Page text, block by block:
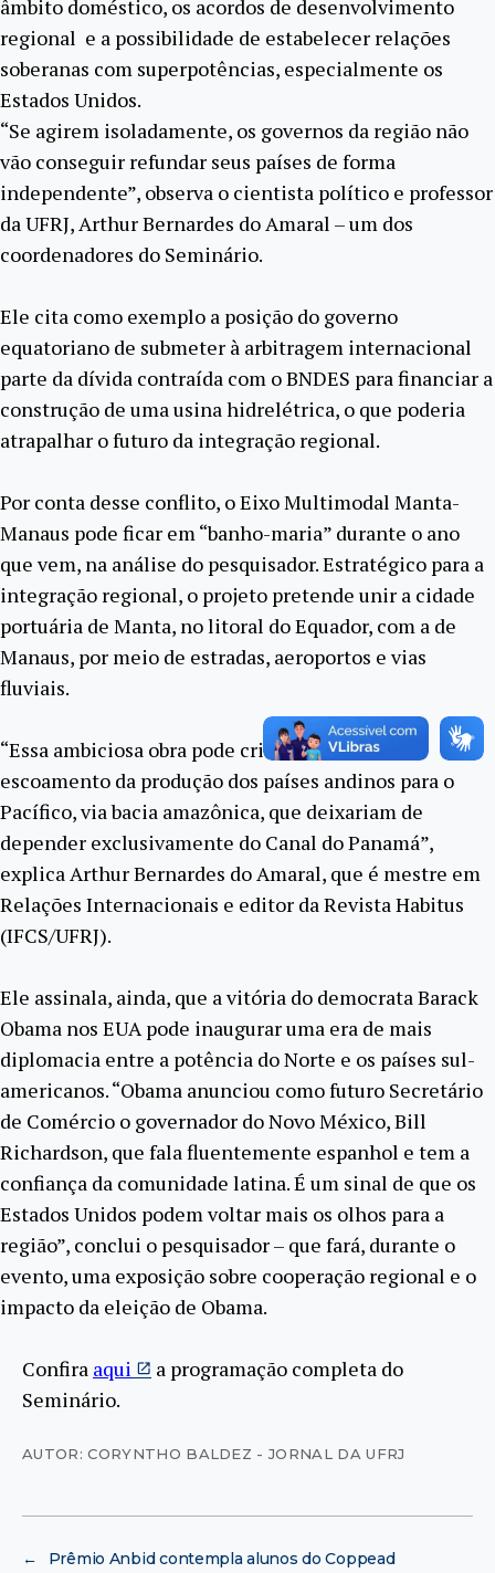
âmbito doméstico, os acordos de desenvolvimento
regional e a possibilidade de estabelecer relações
soberanas com superpotências, especialmente os
Estados Unidos.
“Se agirem isoladamente, os governos da região não
vão conseguir refundar seus países de forma
independente”, observa o cientista político e professor
da UFRJ, Arthur Bernardes do Amaral – um dos
coordenadores do Seminário.
Ele cita como exemplo a posição do governo
equatoriano de submeter à arbitragem internacional
parte da dívida contraída com o BNDES para financiar a
construção de uma usina hidrelétrica, o que poderia
atrapalhar o futuro da integração regional.
Por conta desse conflito, o Eixo Multimodal Manta-
Manaus pode ficar em “banho-maria” durante o ano
que vem, na análise do pesquisador. Estratégico para a
integração regional, o projeto pretende unir a cidade
portuária de Manta, no litoral do Equador, com a de
Manaus, por meio de estradas, aeroportos e vias
fluviais.
“Essa ambiciosa obra pode criar um veio de
escoamento da produção dos países andinos para o
Pacífico, via bacia amazônica, que deixariam de
depender exclusivamente do Canal do Panamá”,
explica Arthur Bernardes do Amaral, que é mestre em
Relações Internacionais e editor da Revista Habitus
(IFCS/UFRJ).
Ele assinala, ainda, que a vitória do democrata Barack
Obama nos EUA pode inaugurar uma era de mais
diplomacia entre a potência do Norte e os países sul-
americanos. “Obama anunciou como futuro Secretário
de Comércio o governador do Novo México, Bill
Richardson, que fala fluentemente espanhol e tem a
confiança da comunidade latina. É um sinal de que os
Estados Unidos podem voltar mais os olhos para a
região”, conclui o pesquisador – que fará, durante o
evento, uma exposição sobre cooperação regional e o
impacto da eleição de Obama.
Confira aqui
a programação completa do
Seminário.
AUTOR: CORYNTHO BALDEZ - JORNAL DA UFRJ
←
Prêmio Anbid contempla alunos do Coppead